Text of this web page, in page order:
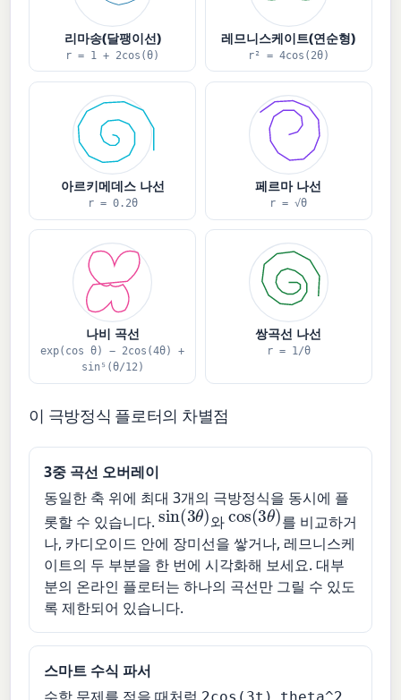
리마송(달팽이선)
r = 1 + 2cos(θ)
레므니스케이트(연순형)
r² = 4cos(2θ)
아르키메데스 나선
r = 0.2θ
페르마 나선
r = √θ
나비 곡선
exp(cos θ) − 2cos(4θ) +
sin⁵(θ/12)
쌍곡선 나선
r = 1/θ
이 극방정식 플로터의 차별점
3중 곡선 오버레이
동일한 축 위에 최대 3개의 극방정식을 동시에 플
롯할 수 있습니다.
sin(3θ)
와
cos(3θ)
를 비교하거
나, 카디오이드 안에 장미선을 쌓거나, 레므니스케
이트의 두 부분을 한 번에 시각화해 보세요. 대부
분의 온라인 플로터는 하나의 곡선만 그릴 수 있도
록 제한되어 있습니다.
스마트 수식 파서